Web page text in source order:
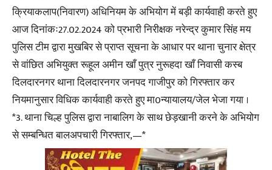
क्रियाकलाप(निवारण) अधिनियम के अभियोग में बड़ी कार्यवाही करते हुए
आज दिनांकः27.02.2024 को प्रभारी निरीक्षक नरेन्द्र कुमार सिंह मय
पुलिस टीम द्वारा मुखबिर से प्राप्त सूचना के आधार पर थाना चुनार क्षेत्र
से वांछित अभियुक्त रूहूल अमीन खाँ पुत्र नुरूहदा खाँ निवासी कस्ब
दिलदारनगर थाना दिलदारनगर जनपद गाजीपुर को गिरफ्तार कर
नियमानुसार विधिक कार्यवाही करते हुए मा0न्यायालय/जेल भेजा गया ।
*3. थाना चिल्ह पुलिस द्वारा नाबालिग के साथ छेड़खानी करने के अभियोग
से सम्बन्धित बालअपचारी गिरफ्तार,—*